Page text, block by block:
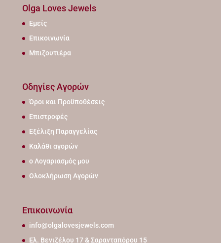
Olga Loves Jewels
Εμείς
Επικοινωνία
Μπιζουτιέρα
Οδηγίες Αγορών
Όροι και Προϋποθέσεις
Επιστροφές
Εξέλιξη Παραγγελίας
Καλάθι αγορών
ο Λογαριασμός μου
Ολοκλήρωση Αγορών
Επικοινωνία
info@olgalovesjewels.com
Ελ. Βενιζέλου 17 & Σαρανταπόρου 15